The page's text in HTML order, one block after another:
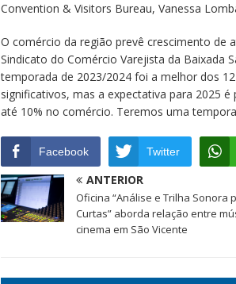
Convention & Visitors Bureau, Vanessa
O comércio da região prevê crescimento de
Sindicato do Comércio Varejista da Baixada
temporada de 2023/2024 foi a melhor dos
significativos, mas a expectativa para 2025
até 10% no comércio. Teremos uma
Facebook Twitter
ANTERIOR
Oficina “Análise e Trilha Sonora
Curtas” aborda relação entre
cinema em São Vicente